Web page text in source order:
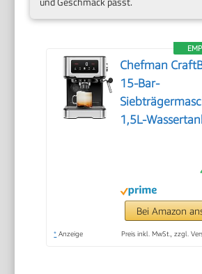
Chefman
15-Bar-
1,5L-
Bei Amazon
* Anzeige Preis inkl. MwSt., zzgl.